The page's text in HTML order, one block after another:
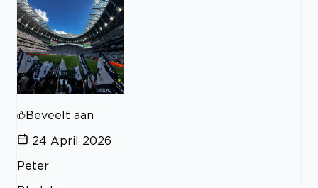
Beveelt aan
24 April 2026
Peter